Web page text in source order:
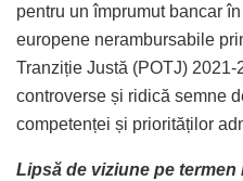
pentru un împrumut bancar
europene nerambursabile
Tranziție Justă (POTJ)
controverse și ridică semne
competenței și priorităților
Lipsă de viziune pe termen